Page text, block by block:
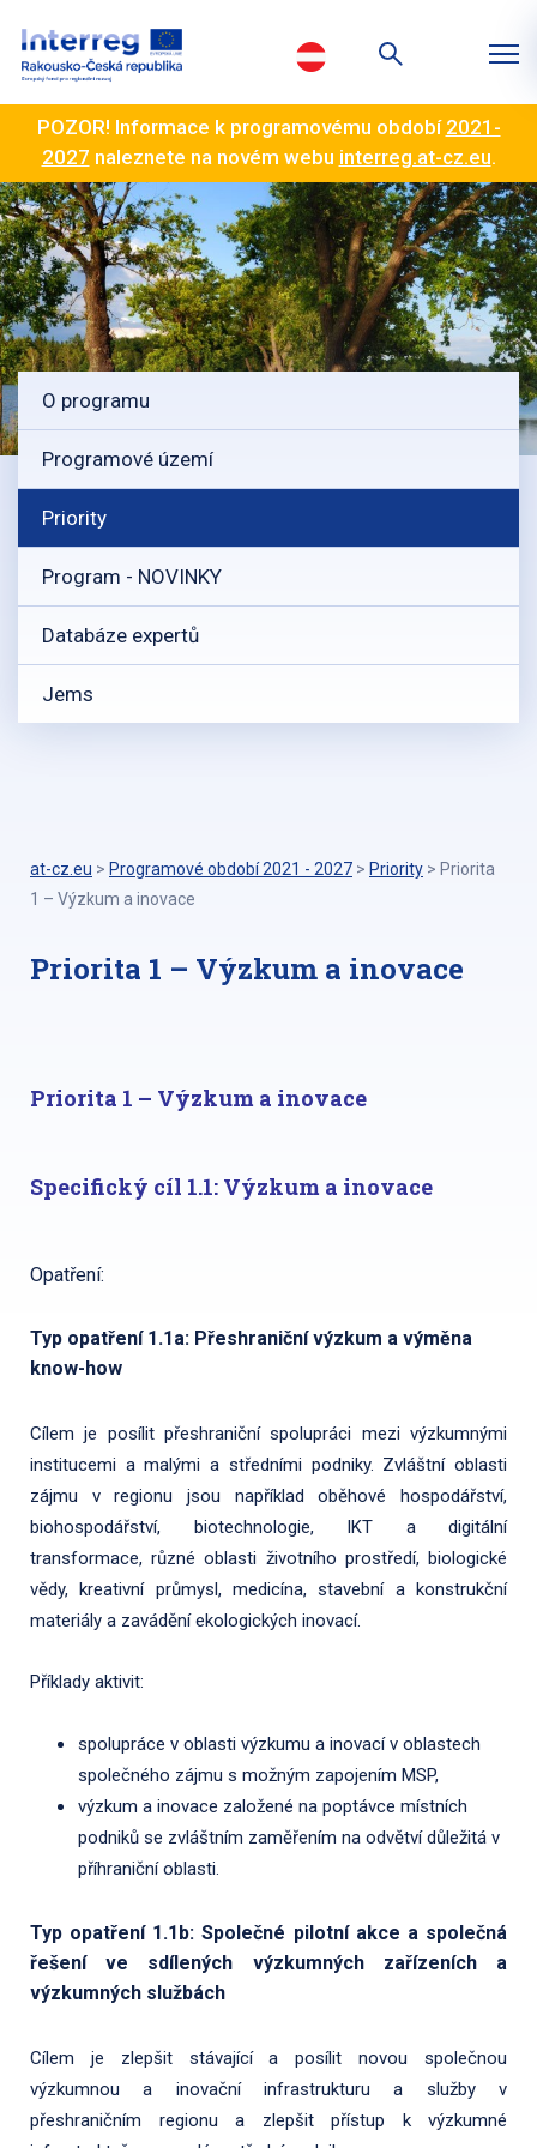
POZOR! Informace k programovému období 2021-
2027 naleznete na novém webu interreg.at-cz.eu.
O programu
Programové území
Priority
Program - NOVINKY
Databáze expertů
Jems
at-cz.eu > Programové období 2021 - 2027 > Priority > Priorita
1 – Výzkum a inovace
Priorita 1 – Výzkum a inovace
Priorita 1 – Výzkum a inovace
Specifický cíl 1.1: Výzkum a inovace
Opatření:
Typ opatření 1.1a: Přeshraniční výzkum a výměna
know-how
Cílem je posílit přeshraniční spolupráci mezi výzkumnými
institucemi a malými a středními podniky. Zvláštní oblasti
zájmu v regionu jsou například oběhové hospodářství,
biohospodářství, biotechnologie, IKT a digitální
transformace, různé oblasti životního prostředí, biologické
vědy, kreativní průmysl, medicína, stavební a konstrukční
materiály a zavádění ekologických inovací.
Příklady aktivit:
spolupráce v oblasti výzkumu a inovací v oblastech
společného zájmu s možným zapojením MSP,
výzkum a inovace založené na poptávce místních
podniků se zvláštním zaměřením na odvětví důležitá v
příhraniční oblasti.
Typ opatření 1.1b: Společné pilotní akce a společná
řešení ve sdílených výzkumných zařízeních a
výzkumných službách
Cílem je zlepšit stávající a posílit novou společnou
výzkumnou a inovační infrastrukturu a služby v
přeshraničním regionu a zlepšit přístup k výzkumné